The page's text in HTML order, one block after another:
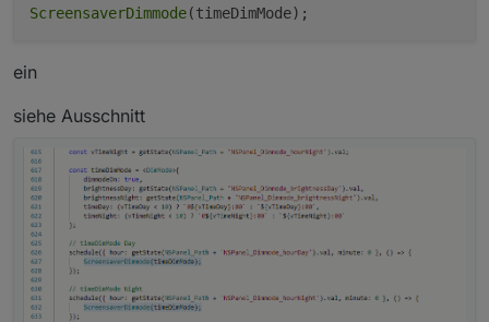
ScreensaverDimmode
ein
siehe Ausschnitt